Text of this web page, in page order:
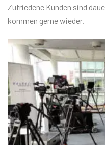
Zufriedene Kunden sind
kommen gerne wieder.